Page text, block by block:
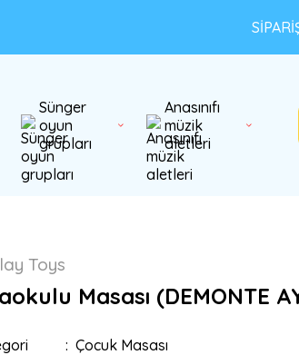
Sünger
oyun
grupları
Anasınıfı
müzik
aletleri
Toys
Masası (DEMONTE
Çocuk Masası